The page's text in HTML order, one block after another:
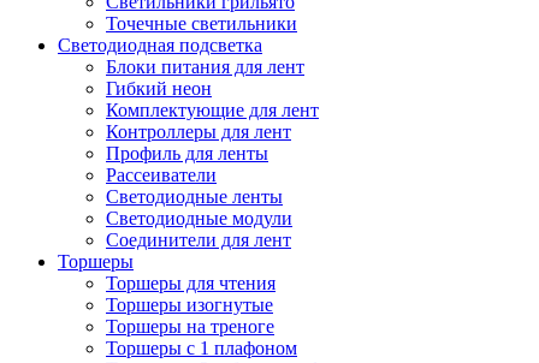
Точечные светильники
Светодиодная подсветка
Блоки питания для лент
Гибкий неон
Комплектующие для лент
Контроллеры для лент
Профиль для ленты
Рассеиватели
Светодиодные ленты
Светодиодные модули
Соединители для лент
Торшеры
Торшеры для чтения
Торшеры изогнутые
Торшеры на треноге
Торшеры с 1 плафоном